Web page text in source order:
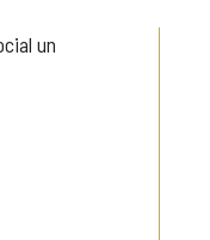
un